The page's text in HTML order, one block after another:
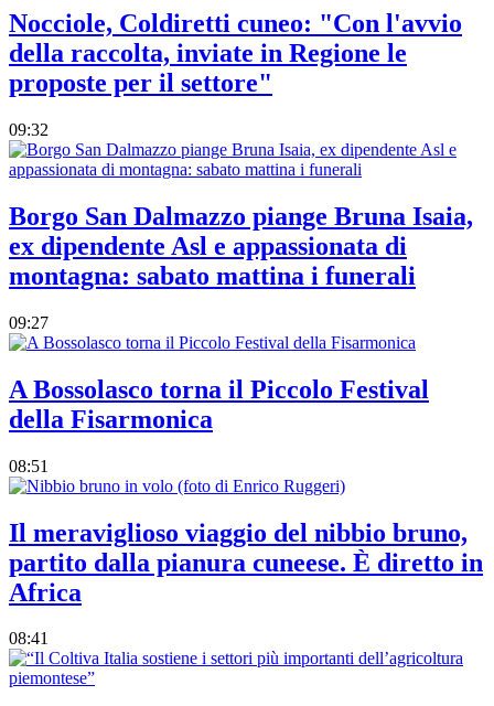
Nocciole, Coldiretti cuneo: "Con l'avvio
della raccolta, inviate in Regione le
proposte per il settore"
09:32
Borgo San Dalmazzo piange Bruna Isaia,
ex dipendente Asl e appassionata di
montagna: sabato mattina i funerali
09:27
A Bossolasco torna il Piccolo Festival
della Fisarmonica
08:51
Il meraviglioso viaggio del nibbio bruno,
partito dalla pianura cuneese. È diretto in
Africa
08:41